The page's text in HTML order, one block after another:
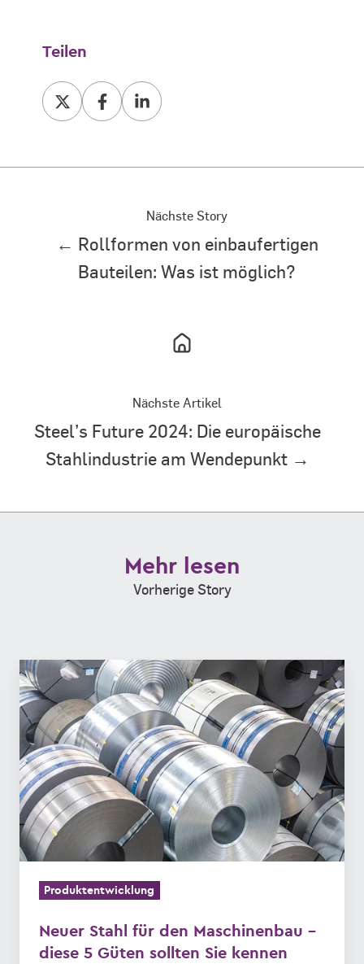
Teilen
Teilen
bei
Teilen
bei
Teilen
bei
Nächste Story
← Rollformen von einbaufertigen
Bauteilen: Was ist möglich?
Nächste Artikel
Steel’s Future 2024: Die europäische
Stahlindustrie am Wendepunkt →
Mehr lesen
Vorherige Story
Neuer
Stahl
für
den
Maschinenbau
–
diese
5
Güten
kennen
Produktentwicklung
Neuer Stahl für den Maschinenbau –
diese 5 Güten sollten Sie kennen